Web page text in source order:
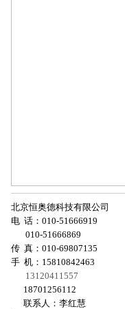
北京恒奥德科技有限公司
电 话：010-51666919
010-51666869
传 真：010-69807135
手 机：15810842463
13120411557
18701256112
联系人：李红慧